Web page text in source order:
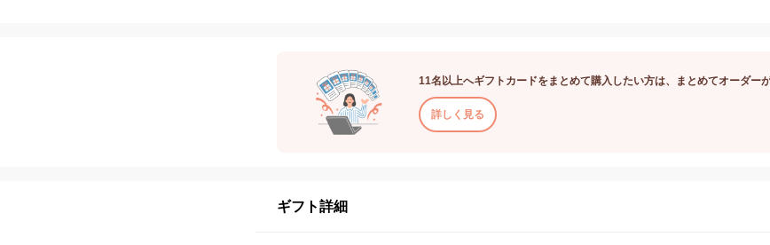
11名以上へギフトカードをまとめて購入したい方は、まとめてオーダー
詳しく見る
ギフト詳細